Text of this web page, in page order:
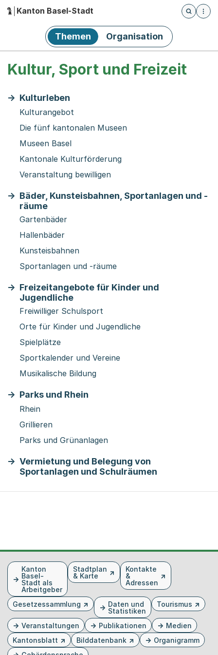
Hauptnavigation
Kanton Basel-Stadt
Öffnet
Themen Organisation
Kultur, Sport und Freizeit
Kulturleben
Kulturangebot
Die fünf kantonalen Museen
Museen Basel
Kantonale Kulturförderung
Veranstaltung bewilligen
Bäder, Kunsteisbahnen, Sportanlagen und -
räume
Gartenbäder
Hallenbäder
Kunsteisbahnen
Sportanlagen und -räume
Freizeitangebote für Kinder und
Jugendliche
Freiwilliger Schulsport
Orte für Kinder und Jugendliche
Spielplätze
Sportkalender und Vereine
Musikalische Bildung
Parks und Rhein
Rhein
Grillieren
Parks und Grünanlagen
Vermietung und Belegung von
Sportanlagen und Schulräumen
FusszeileKanton
Basel-
Stadt als
Arbeitgeber
Stadtplan
& Karte
Kontakte
&
Adressen
Gesetzessammlung
Daten und
Statistiken
Tourismus
Veranstaltungen Publikationen
Medien
Kantonsblatt
Bilddatenbank
Organigramm